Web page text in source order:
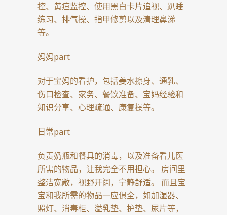
控、黄疸监控、使用黑白卡片追视、趴睡
练习、排气操、指甲修剪以及清理鼻涕
等。
妈妈part
对于宝妈的看护，包括姜水擦身、通乳、
伤口检查、家务、餐饮准备、宝妈经验和
知识分享、心理疏通、康复操等。
日常part
负责奶瓶和餐具的消毒，以及准备看儿医
所需的物品，让我完全不用担心。 房间里
整洁宽敞，视野开阔，宁静舒适。 而且宝
宝和我所需的物品一应俱全，如加湿器、
照灯、消毒柜、溢乳垫、护垫、尿片等，